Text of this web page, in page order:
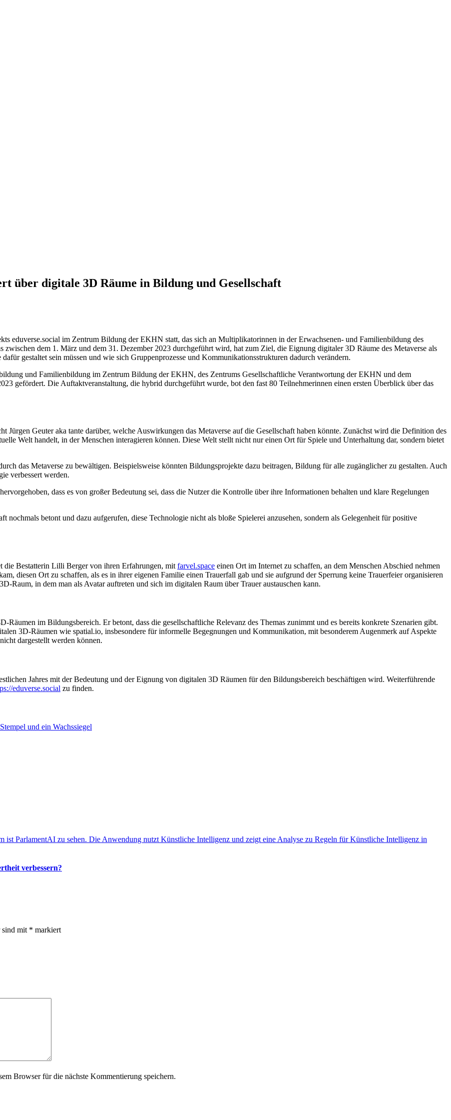
über digitale 3D Räume in Bildung und Gesellschaft
eduverse.social im Zentrum Bildung der EKHN statt, das sich an Multiplikatorinnen in der Erwachsenen- und Familienbildung des
zwischen dem 1. März und dem 31. Dezember 2023 durchgeführt wird, hat zum Ziel, die Eignung digitaler 3D Räume des Metaverse als
gestaltet sein müssen und wie sich Gruppenprozesse und Kommunikationsstrukturen dadurch verändern.
und Familienbildung im Zentrum Bildung der EKHN, des Zentrums Gesellschaftliche Verantwortung der EKHN und dem
gefördert. Die Auftaktveranstaltung, die hybrid durchgeführt wurde, bot den fast 80 Teilnehmerinnen einen ersten Überblick über das
Jürgen Geuter aka tante darüber, welche Auswirkungen das Metaverse auf die Gesellschaft haben könnte. Zunächst wird die Definition des
Welt handelt, in der Menschen interagieren können. Diese Welt stellt nicht nur einen Ort für Spiele und Unterhaltung dar, sondern bietet
das Metaverse zu bewältigen. Beispielsweise könnten Bildungsprojekte dazu beitragen, Bildung für alle zugänglicher zu gestalten. Auch
verbessert werden.
dass es von großer Bedeutung sei, dass die Nutzer die Kontrolle über ihre Informationen behalten und klare Regelungen
nochmals betont und dazu aufgerufen, diese Technologie nicht als bloße Spielerei anzusehen, sondern als Gelegenheit für positive
die Bestatterin Lilli Berger von ihren Erfahrungen, mit farvel.space einen Ort im Internet zu schaffen, an dem Menschen Abschied nehmen
diesen Ort zu schaffen, als es in ihrer eigenen Familie einen Trauerfall gab und sie aufgrund der Sperrung keine Trauerfeier organisieren
Raum, in dem man als Avatar auftreten und sich im digitalen Raum über Trauer austauschen kann.
im Bildungsbereich. Er betont, dass die gesellschaftliche Relevanz des Themas zunimmt und es bereits konkrete Szenarien gibt.
3D-Räumen wie spatial.io, insbesondere für informelle Begegnungen und Kommunikation, mit besonderem Augenmerk auf Aspekte
dargestellt werden können.
Jahres mit der Bedeutung und der Eignung von digitalen 3D Räumen für den Bildungsbereich beschäftigen wird. Weiterführende
eduverse.social zu finden.
verbessern?
sind mit * markiert
Browser für die nächste Kommentierung speichern.